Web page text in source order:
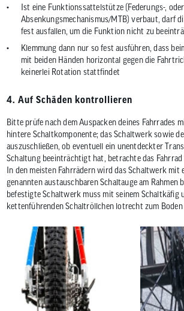
Ist eine Funktionssattelstütze (Federungs-, oder
Absenkungsmechanismus/MTB) verbaut, darf
fest ausfallen, um die Funktion nicht zu
Klemmung dann nur so fest ausführen, dass
mit beiden Händen horizontal gegen die
keinerlei Rotation stattfindet
4. Auf Schäden kontrollieren
Bitte prüfe nach dem Auspacken deines Fahrrades
hintere Schaltkomponente; das Schaltwerk sowie
auszuschließen, ob eventuell ein unentdeckter
Schaltung beeinträchtigt hat, betrachte das
In den meisten Fahrrädern wird das Schaltwerk mit
genannten austauschbaren Schaltauge am Rahmen
befestigte Schaltwerk muss mit seinem Schaltkäfig
kettenführenden Schaltröllchen lotrecht zum Boden